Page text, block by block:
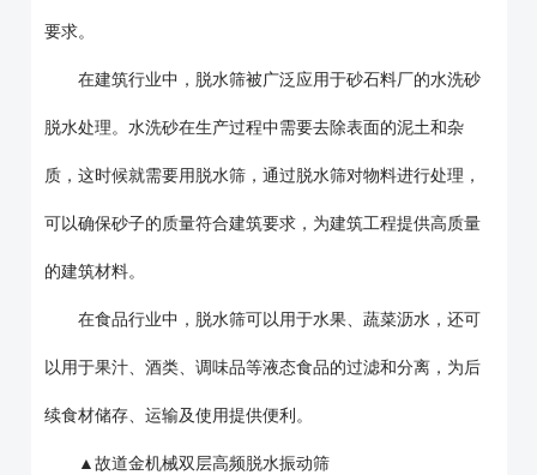
要求。
在建筑行业中，脱水筛被广泛应用于砂石料厂的水洗砂
脱水处理。水洗砂在生产过程中需要去除表面的泥土和杂
质，这时候就需要用脱水筛，通过脱水筛对物料进行处理，
可以确保砂子的质量符合建筑要求，为建筑工程提供高质量
的建筑材料。
在食品行业中，脱水筛可以用于水果、蔬菜沥水，还可
以用于果汁、酒类、调味品等液态食品的过滤和分离，为后
续食材储存、运输及使用提供便利。
▲故道金机械双层高频脱水振动筛